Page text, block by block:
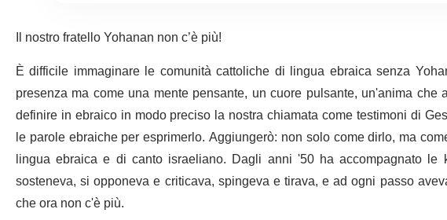
Il nostro fratello Yohanan non c’è più!
È difficile immaginare le comunità cattoliche di lingua ebraica senza
presenza ma come una mente pensante, un cuore pulsante, un'anima
definire in ebraico in modo preciso la nostra chiamata come testimoni di
le parole ebraiche per esprimerlo. Aggiungerò: non solo come dirlo, ma
lingua ebraica e di canto israeliano. Dagli anni '50 ha accompagnato le
sosteneva, si opponeva e criticava, spingeva e tirava, e ad ogni passo
che ora non c'è più.